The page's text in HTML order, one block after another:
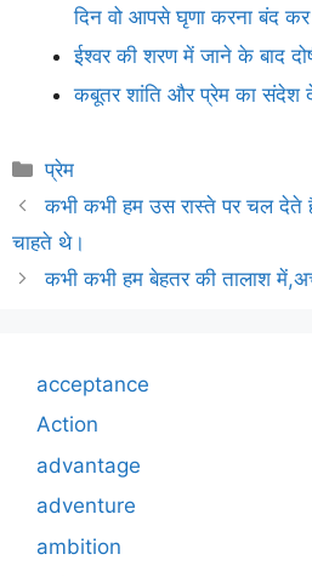
दिन वो आपसे घृणा करना बंद कर
ईश्वर की शरण में जाने के बाद
कबूतर शांति और प्रेम का संदेश
Categories
प्रेम
कभी कभी हम उस रास्ते पर चल देते
चाहते थे।
कभी कभी हम बेहतर की तालाश
acceptance
Action
advantage
adventure
ambition